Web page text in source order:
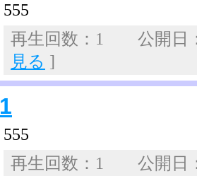
555
再生回数：1 公開
見る ]
1
555
再生回数：1 公開